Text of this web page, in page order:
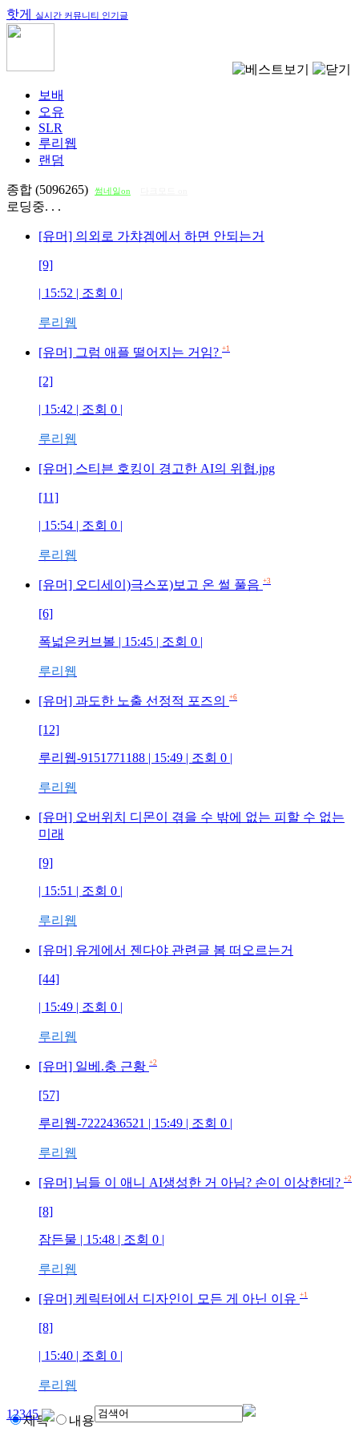
핫게 실시간 커뮤니티 인기글
보배
오유
SLR
루리웹
랜덤
종합 (5096265) 썸네일on
로딩중. . .
[유머] 의외로 가챠겜에서 하면 안되는거
[9]
| 15:52 | 조회 0 |
루리웹
[유머] 그럼 애플 떨어지는 거임? +1
[2]
| 15:42 | 조회 0 |
루리웹
[유머] 스티븐 호킹이 경고한 AI의 위협.jpg
[11]
| 15:54 | 조회 0 |
루리웹
[유머] 오디세이)극스포)보고 온 썰 풀음 +3
[6]
폭넓은커브볼 | 15:45 | 조회 0 |
루리웹
[유머] 과도한 노출 선정적 포즈의 +6
[12]
루리웹-9151771188 | 15:49 | 조회 0 |
루리웹
[유머] 오버위치 디몬이 겪을 수 밖에 없는 피할 수 없는
미래
[9]
| 15:51 | 조회 0 |
루리웹
[유머] 유게에서 젠다야 관련글 봄 떠오르는거
[44]
| 15:49 | 조회 0 |
루리웹
[유머] 일베.충 근황 +2
[57]
루리웹-7222436521 | 15:49 | 조회 0 |
루리웹
[유머] 님들 이 애니 AI생성한 거 아님? 손이 이상한데? +2
[8]
잠든물 | 15:48 | 조회 0 |
루리웹
[유머] 케릭터에서 디자인이 모든 게 아닌 이유 +1
[8]
| 15:40 | 조회 0 |
루리웹
12345
제목 내용